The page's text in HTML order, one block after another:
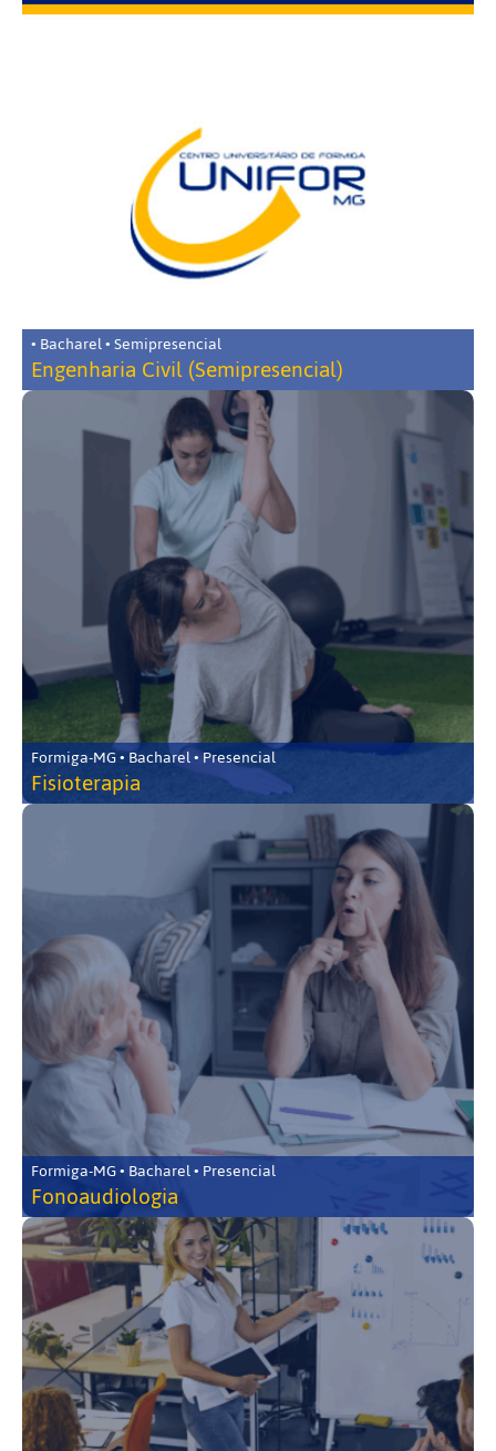
• Bacharel • Semipresencial
Engenharia Civil (Semipresencial)
Formiga-MG • Bacharel • Presencial
Fisioterapia
Formiga-MG • Bacharel • Presencial
Fonoaudiologia